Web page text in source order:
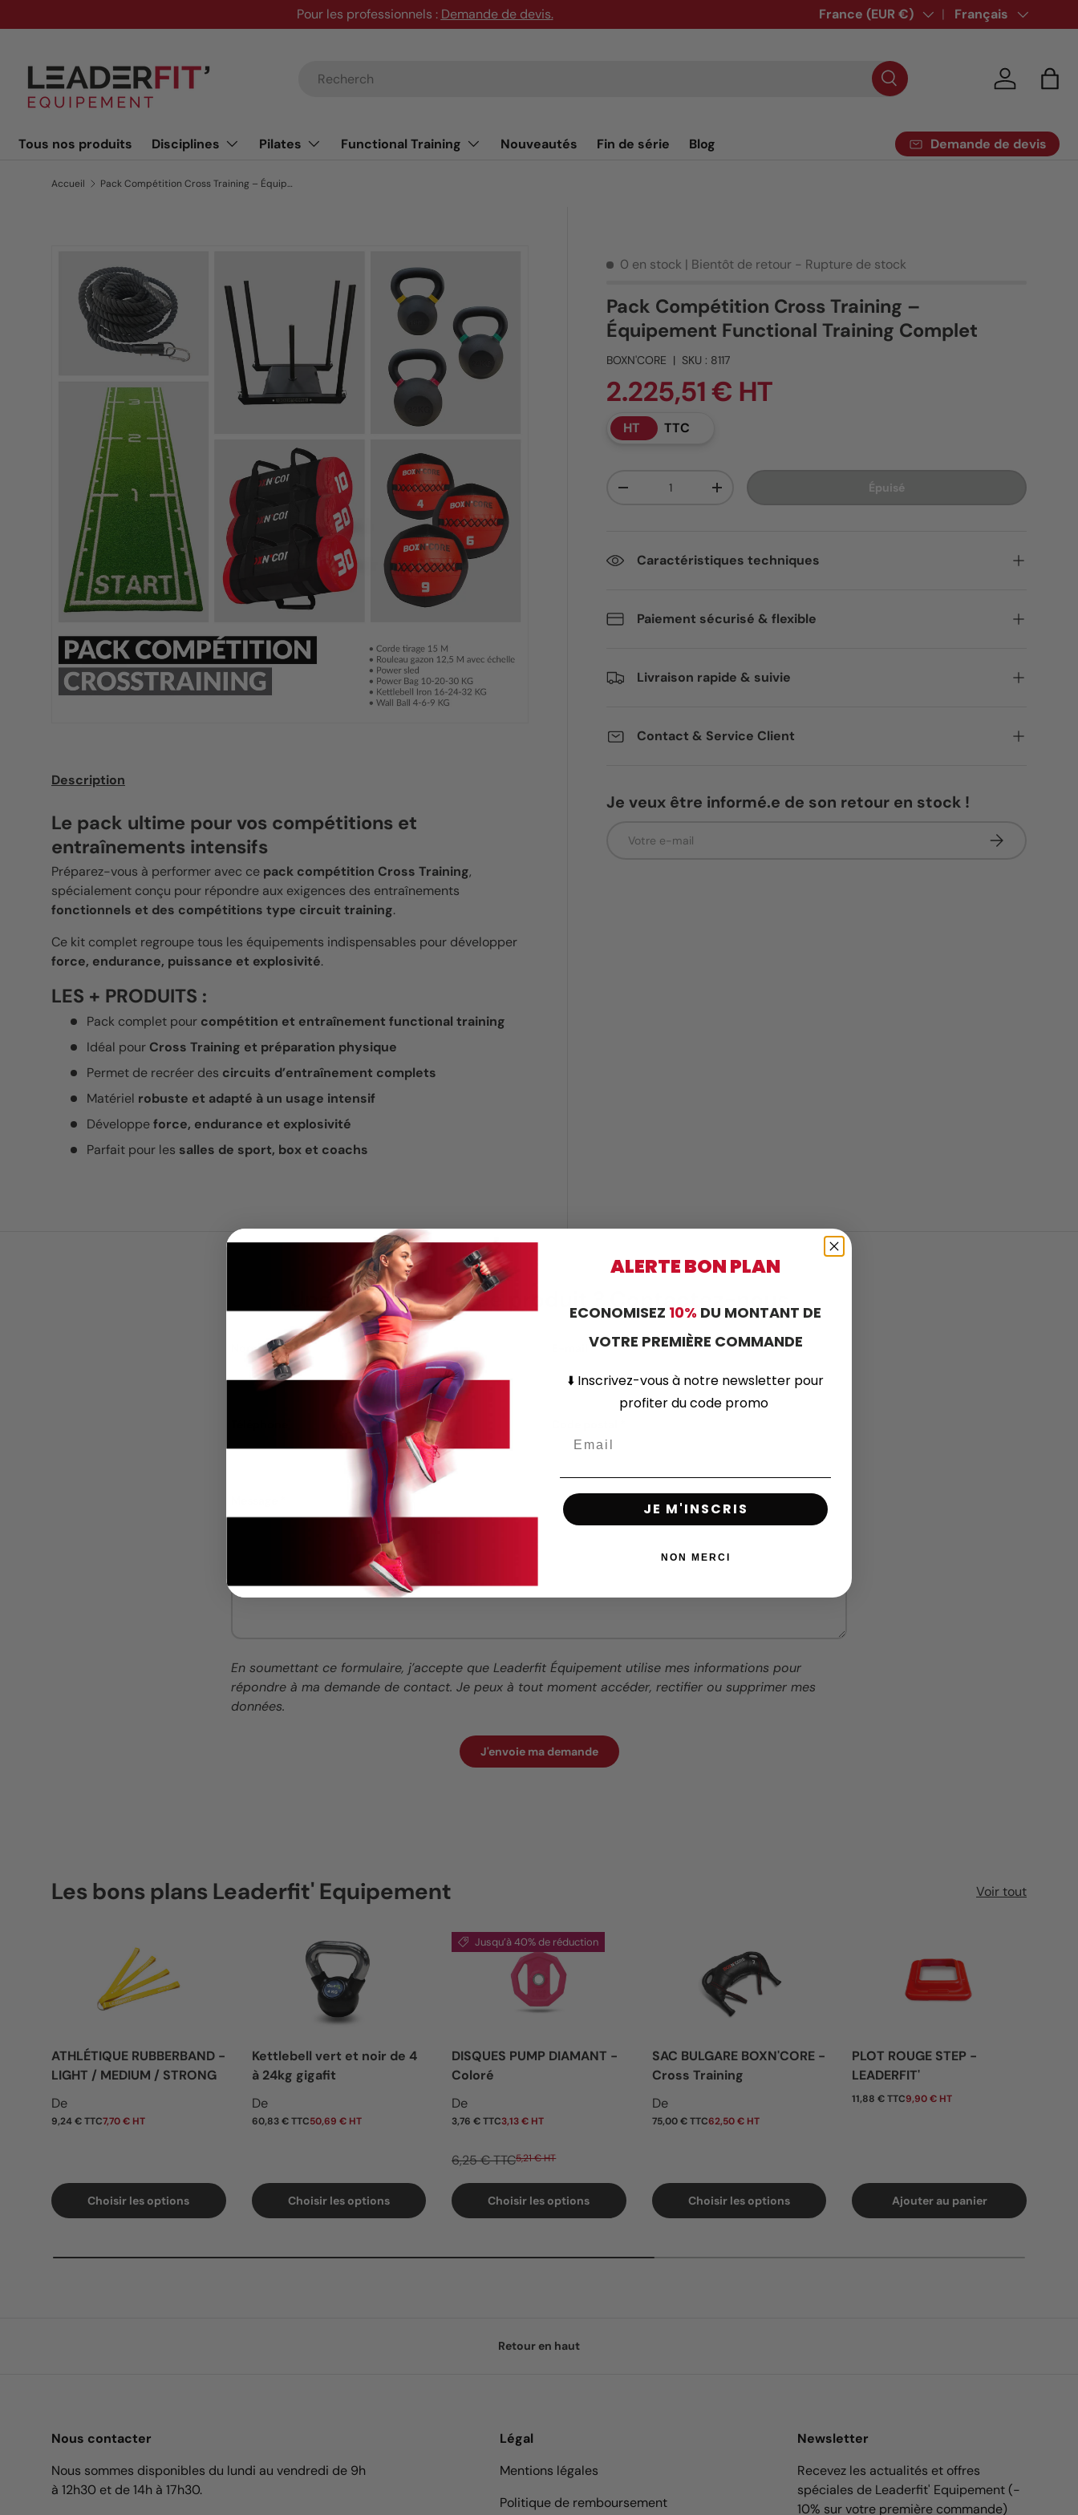
Aller au contenu
Pour les professionnels : Demande de devis. Pays
France (EUR €) LangueFrançais
Se
Tous nos produits Disciplines Pilates Functional Training Nouveautés Fin de série Blog Demande de devis
Accueil Pack Compétition Cross Training – Équipement Functional Training Complet
Passer aux informations produits
0 en stock | Bientôt de retour - Rupture de stock
Pack Compétition Cross Training –
Équipement Functional Training Complet
BOXN'CORE |SKU : 8117
2.225,51 € HT
HT TTC
Diminuer la quantitéAugmenter la quantité Épuisé
Caractéristiques techniques
Paiement sécurisé & flexible
Livraison rapide & suivie
Contact & Service Client
Je veux être informé.e de son retour en stock !
S’inscrire
Description
Le pack ultime pour vos compétitions et
entraînements intensifs
Préparez-vous à performer avec ce pack compétition Cross Training,
spécialement conçu pour répondre aux exigences des entraînements
fonctionnels et des compétitions type circuit training.
Ce kit complet regroupe tous les équipements indispensables pour développer
force, endurance, puissance et explosivité.
LES + PRODUITS :
Pack complet pour compétition et entraînement functional training
Idéal pour Cross Training et préparation physique
Permet de recréer des circuits d’entraînement complets
Matériel robuste et adapté à un usage intensif
Développeforce, endurance et explosivité
Parfait pour les salles de sport, box et coachs
Une question sur ce produit ? Contactez-nous
Nom
En soumettant ce formulaire, j’accepte que Leaderfit Équipement utilise mes informations pour
répondre à ma demande de contact. Je peux à tout moment accéder, rectifier ou supprimer mes
données.
J'envoie ma demande
Les bons plans Leaderfit' Equipement Voir tout
ATHLÉTIQUE RUBBERBAND -
LIGHT / MEDIUM / STRONG
Prix habituel
De
9,24 € TTC7,70 € HT
Choisir les options
Kettlebell vert et noir de 4
à 24kg gigafit
Prix habituel
De
60,83 € TTC50,69 € HT
Choisir les options
Jusqu’à 40% de réduction
DISQUES PUMP DIAMANT -
Coloré
Prix soldé
De
3,76 € TTC3,13 € HT
6,25 € TTC5,21 € HT
Choisir les options
SAC BULGARE BOXN'CORE -
Cross Training
Prix habituel
De
75,00 € TTC62,50 € HT
Choisir les options
PLOT ROUGE STEP -
LEADERFIT'
Prix habituel
11,88 € TTC9,90 € HT
Ajouter au panier
Retour en haut
Nous contacter
Nous sommes disponibles du lundi au vendredi de 9h
à 12h30 et de 14h à 17h30.
Légal
Mentions légales
Politique de remboursement
Newsletter
Recevez les actualités et offres
spéciales de Leaderfit' Equipement (-
10% sur votre première commande)
ALERTE BON PLAN
ECONOMISEZ 10% DU MONTANT DE
VOTRE PREMIÈRE COMMANDE
⬇️ Inscrivez-vousà notre newsletter pour
profiter du code promo
JE M'INSCRIS
NON MERCI